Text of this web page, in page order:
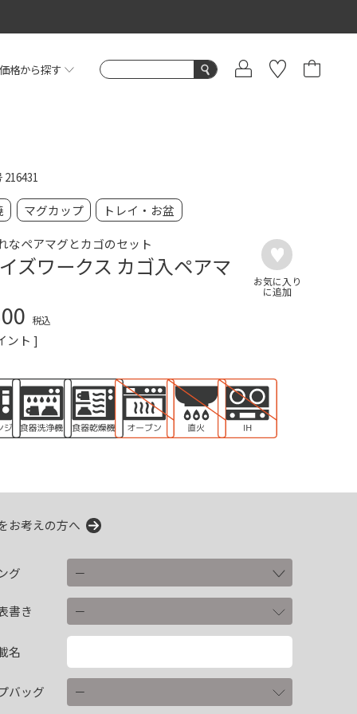
価格から探す
216431
マグカップ トレイ・お盆
なペアマグとカゴのセット
ズワークス カゴ入ペアマ
税込
ント ]
お考えの方へ
グ
書き
名
バッグ